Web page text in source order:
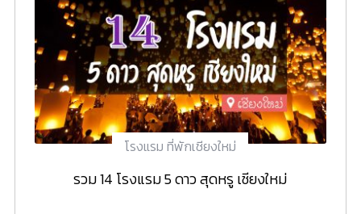
โรงแรม ที่พักเชียงใหม่
รวม 14 โรงแรม 5 ดาว สุดหรู เชียงใหม่